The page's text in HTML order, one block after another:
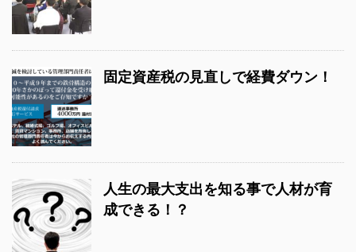
固定資産税の見直しで経費ダウン！
人生の最大支出を知る事で人材が育
成できる！？